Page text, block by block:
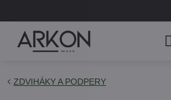
ZDVIHÁKY A PODPERY